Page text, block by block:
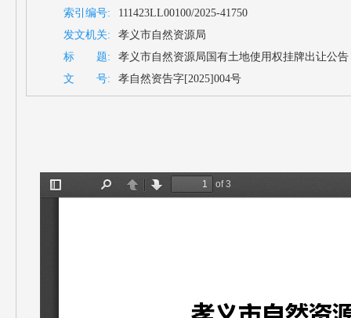
索引编号:
111423LL00100/2025-41750
发文机关:
孝义市自然资源局
标 题:
孝义市自然资源局国有土地使用权挂牌出让公
文 号:
孝自然资告字[2025]004号